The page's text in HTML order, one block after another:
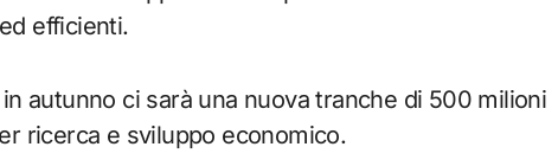
efficienti.
autunno ci sarà una nuova tranche di 500 milioni
ricerca e sviluppo economico.